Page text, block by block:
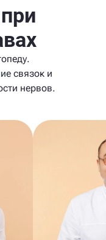
связок и
нервов.